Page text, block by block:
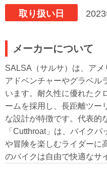
取り扱い日
メーカーについて
SALSA（サルサ）は、ア
アドベンチャーやグラベル
います。耐久性に優れたク
ームを採用し、長距離ツー
な設計が特徴です。代表的
「Cutthroat」は、バイク
や冒険を楽しむライダーに
のバイクは自由で快適なサ